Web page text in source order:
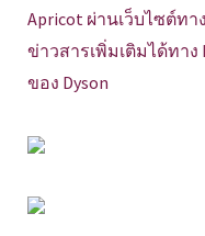
Apricot ผ่านเว็บไซต์ทา
ข่าวสารเพิ่มเติมได้ทาง
ของ Dyson